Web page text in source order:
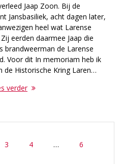
Jaap Zoon. Bij de
Jansbasiliek, acht dagen later,
heel wat Larense
eerden daarmee Jaap die
brandweerman de Larense
Voor dit In memoriam heb ik
de Historische Kring Laren…
verder
Page
3 Page
4 … Page
6